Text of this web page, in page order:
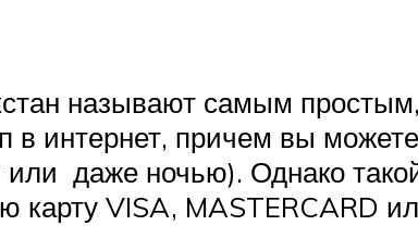
называют самым
в интернет, причем вы
даже ночью). Однако
карту VISA, MASTERCARD